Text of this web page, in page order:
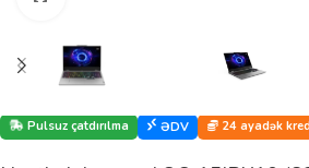
Pulsuz çatdırılma ƏDV 24 ayadək